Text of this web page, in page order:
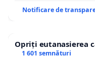
Notificare de
Opriți eutanasierea
1 601 semnături